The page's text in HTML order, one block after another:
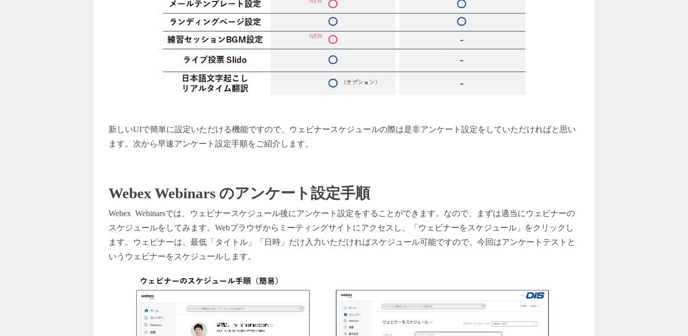
新しいUIで簡単に設定いただける機能ですので、ウェビナースケジュールの際は是非アンケート設定をしていただければと思い
ます。次から早速アンケート設定手順をご紹介します。
Webex Webinars のアンケート設定手順
Webex Webinarsでは、ウェビナースケジュール後にアンケート設定をすることができます。なので、まずは適当にウェビナーの
スケジュールをしてみます。Webブラウザからミーティングサイトにアクセスし、「ウェビナーをスケジュール」をクリックし
ます。ウェビナーは、最低「タイトル」「日時」だけ入力いただければスケジュール可能ですので、今回はアンケートテストと
いうウェビナーをスケジュールします。